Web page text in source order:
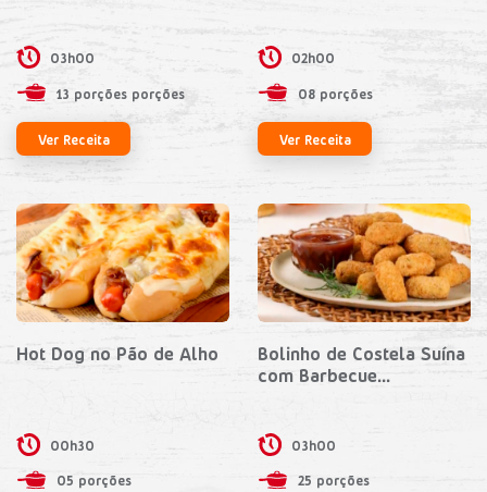
03h00
13 porções porções
Ver Receita
02h00
08 porções
Ver Receita
Hot Dog no Pão de Alho
00h30
05 porções
Bolinho de Costela Suína
com Barbecue...
03h00
25 porções